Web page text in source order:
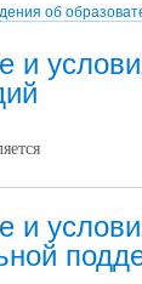
об
и
и